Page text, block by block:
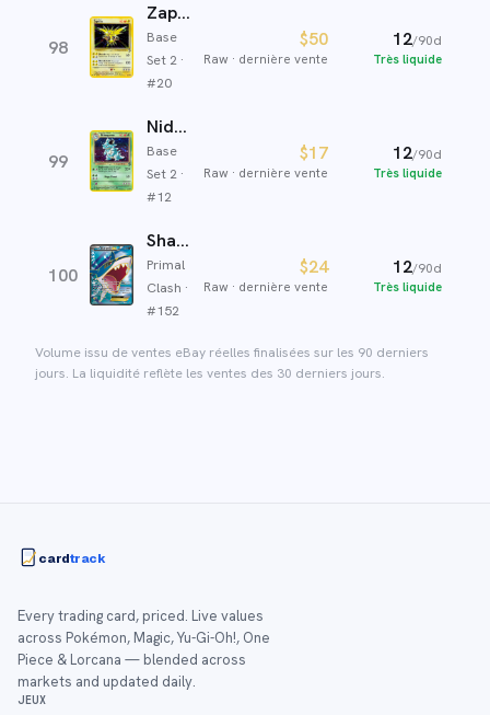
98
Zapdos
Base
Set 2 ·
#20
$50
Raw · dernière vente
12/90d
Très liquide
99
Nidoqueen
Base
Set 2 ·
#12
$17
Raw · dernière vente
12/90d
Très liquide
100
Sharpedo EX
Primal
Clash ·
#152
$24
Raw · dernière vente
12/90d
Très liquide
Volume issu de ventes eBay réelles finalisées sur les 90 derniers
jours. La liquidité reflète les ventes des 30 derniers jours.
cardtrack
Every trading card, priced. Live values
across Pokémon, Magic, Yu-Gi-Oh!, One
Piece & Lorcana — blended across
markets and updated daily.
JEUX